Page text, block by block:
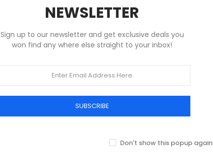
NEWSLETTER
Sign up to our newsletter and get exclusive deals you
won find any where else straight to your inbox!
SUBSCRIBE
Don't show this popup again